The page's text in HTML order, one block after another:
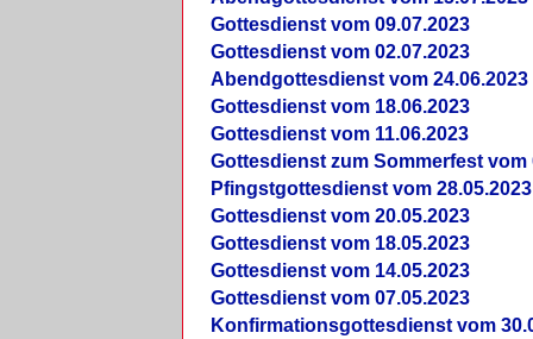
Gottesdienst vom 09.07.2023
Gottesdienst vom 02.07.2023
Abendgottesdienst vom 24.06.2023
Gottesdienst vom 18.06.2023
Gottesdienst vom 11.06.2023
Gottesdienst zum Sommerfest vom
Pfingstgottesdienst vom 28.05.2023
Gottesdienst vom 20.05.2023
Gottesdienst vom 18.05.2023
Gottesdienst vom 14.05.2023
Gottesdienst vom 07.05.2023
Konfirmationsgottesdienst vom